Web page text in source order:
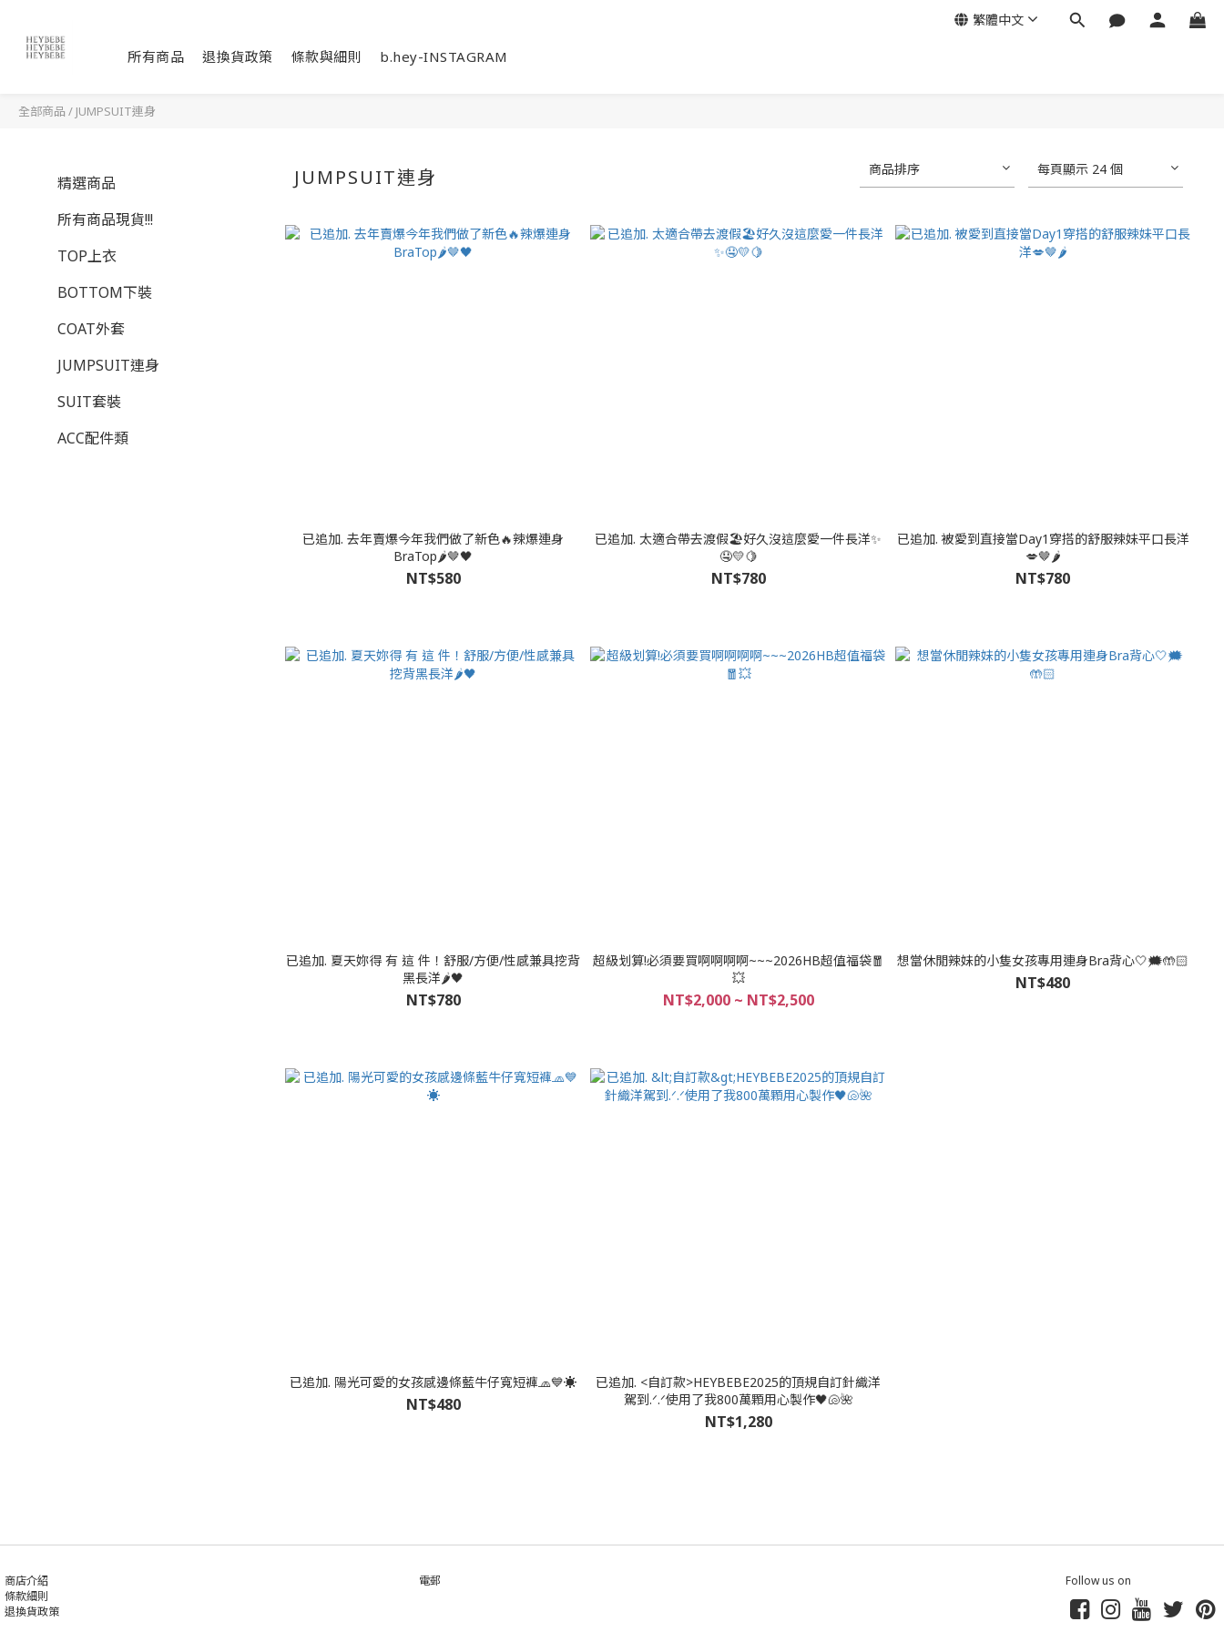
所有商品 退換貨政策 條款與細則 b.hey-INSTAGRAM
繁體中文
全部商品 / JUMPSUIT連身
精選商品
所有商品現貨!!!
TOP上衣
BOTTOM下裝
COAT外套
JUMPSUIT連身
SUIT套裝
ACC配件類
JUMPSUIT連身 商品排序 每頁顯示 24 個
已追加. 去年賣爆今年我們做了新色🔥辣爆連身
BraTop🌶🤎🖤
NT$580
已追加. 太適合帶去渡假🏖️好久沒這麼愛一件長洋✨
🤤💛🍋
NT$780
已追加. 被愛到直接當Day1穿搭的舒服辣妹平口長洋
💋🤎🌶
NT$780
已追加. 夏天妳得 有 這 件！舒服/方便/性感兼具挖背
黑長洋🌶️🖤
NT$780
超級划算!必須要買啊啊啊啊~~~2026HB超值福袋🧧
💥
NT$2,000 ~ NT$2,500
想當休閒辣妹的小隻女孩專用連身Bra背心🤍🗯️🤲🏻
NT$480
已追加. 陽光可愛的女孩感邊條藍牛仔寬短褲🧢💙☀️
NT$480
已追加. <自訂款>HEYBEBE2025的頂規自訂針織洋
駕到.ᐟ‪.ᐟ使用了我800萬顆用心製作🖤🐚🌺
NT$1,280
商店介紹
條款細則
退換貨政策
電郵 Follow us on